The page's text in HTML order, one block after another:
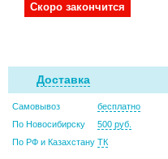
Скоро закончится
Доставка
Самовывоз
бесплатно
По Новосибирску
500 руб.
По РФ и Казахстану ТК